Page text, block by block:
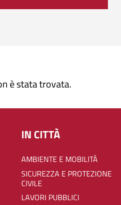
è stata trovata.
IN CITTÀ
AMBIENTE E MOBILITÀ
SICUREZZA E PROTEZIONE
CIVILE
LAVORI PUBBLICI